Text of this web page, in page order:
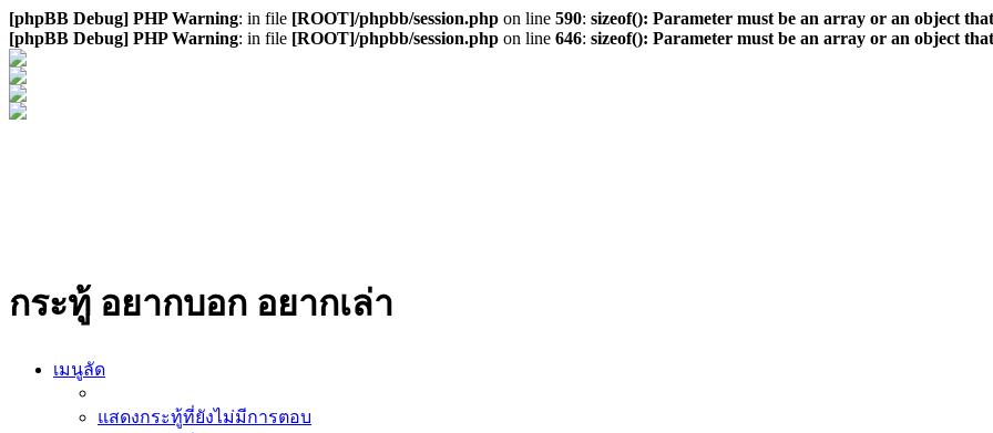
[phpBB Debug] PHP Warning: in file [ROOT]/phpbb/session.php on line 590: sizeof(): Parameter must be an array or an object
[phpBB Debug] PHP Warning: in file [ROOT]/phpbb/session.php on line 646: sizeof(): Parameter must be an array or an object
กระทู้ อยากบอก อยากเล่า
เมนูลัด
แสดงกระทู้ที่ยังไม่มีการตอบ